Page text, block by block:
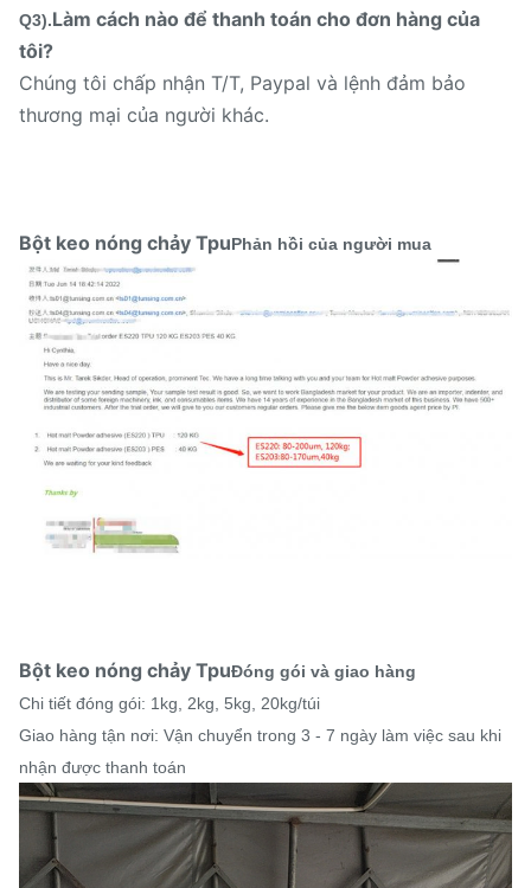
Q3).Làm cách nào để thanh toán cho đơn hàng của
tôi?
Chúng tôi chấp nhận T/T, Paypal và lệnh đảm bảo
thương mại của người khác.
Bột keo nóng chảy TpuPhản hồi của người mua
Bột keo nóng chảy TpuĐóng gói và giao hàng
Chi tiết đóng gói: 1kg, 2kg, 5kg, 20kg/túi
Giao hàng tận nơi: Vận chuyển trong 3 - 7 ngày làm việc sau khi
nhận được thanh toán